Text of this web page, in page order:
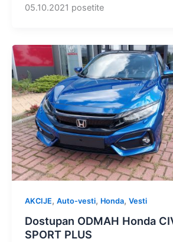
05.10.2021 posetite
AKCIJE, Auto-vesti, Honda, Vesti
Dostupan ODMAH Honda
SPORT PLUS